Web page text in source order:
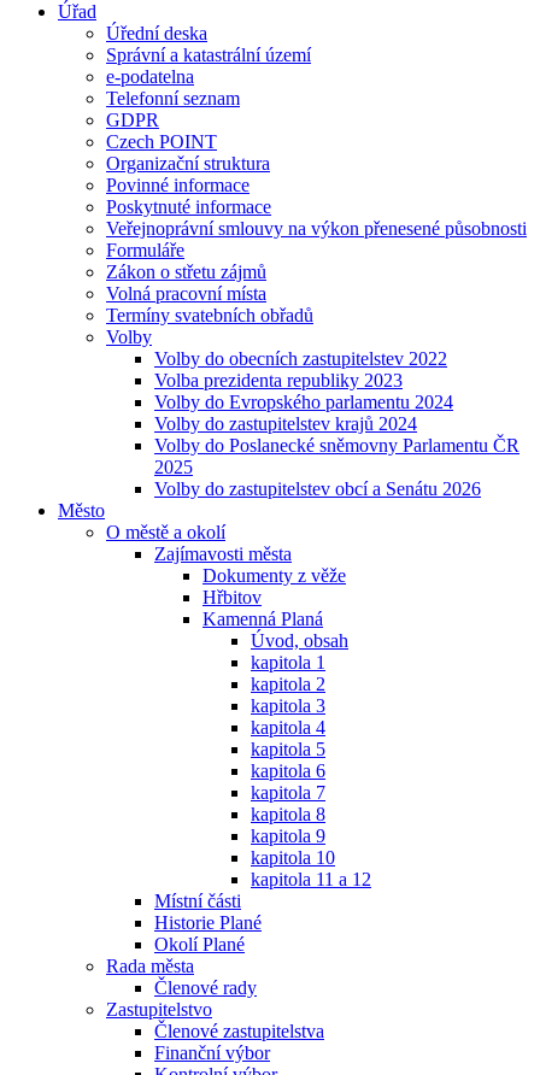
Úřad
Úřední deska
Správní a katastrální území
e-podatelna
Telefonní seznam
GDPR
Czech POINT
Organizační struktura
Povinné informace
Poskytnuté informace
Veřejnoprávní smlouvy na výkon přenesené působnosti
Formuláře
Zákon o střetu zájmů
Volná pracovní místa
Termíny svatebních obřadů
Volby
Volby do obecních zastupitelstev 2022
Volba prezidenta republiky 2023
Volby do Evropského parlamentu 2024
Volby do zastupitelstev krajů 2024
Volby do Poslanecké sněmovny Parlamentu ČR
2025
Volby do zastupitelstev obcí a Senátu 2026
Město
O městě a okolí
Zajímavosti města
Dokumenty z věže
Hřbitov
Kamenná Planá
Úvod, obsah
kapitola 1
kapitola 2
kapitola 3
kapitola 4
kapitola 5
kapitola 6
kapitola 7
kapitola 8
kapitola 9
kapitola 10
kapitola 11 a 12
Místní části
Historie Plané
Okolí Plané
Rada města
Členové rady
Zastupitelstvo
Členové zastupitelstva
Finanční výbor